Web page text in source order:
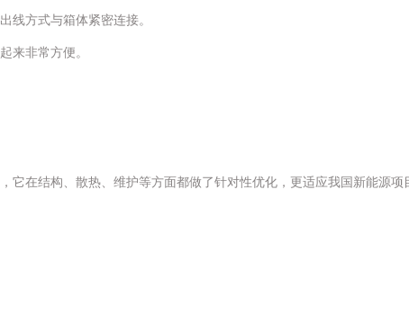
方式与箱体紧密连接。
来非常方便。
在结构、散热、维护等方面都做了针对性优化，更适应我国新能源项